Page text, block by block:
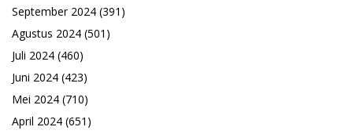
September 2024 (391)
Agustus 2024 (501)
Juli 2024 (460)
Juni 2024 (423)
Mei 2024 (710)
April 2024 (651)